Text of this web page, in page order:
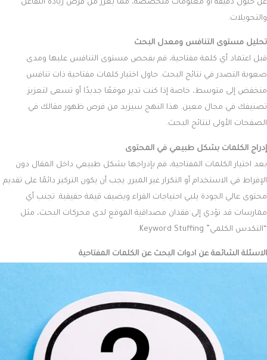
عن حلول دقيقة أو معلومات متخصصة، مما يعزز من فرص زيادة التفاعل
والتحويلات.
تحليل مستوى التنافس ومعدل البحث
قبل اعتماد أي كلمة مفتاحية، قم بفحص مستوى التنافس عليها ومدى
صعوبة التصدر في نتائج البحث. حاول اختيار كلمات مفتاحية ذات تنافس
منخفض إلى متوسط، خاصة إذا كنت تدير موقعًا جديدًا أو تسعى لتعزيز
تصنيفك في مجال معين. هذا النهج سيزيد من فرص ظهور مقالك في
الصفحات الأولى لنتائج البحث.
إدراج الكلمات بشكل طبيعي في المحتوى
بعد اختيار الكلمات المفتاحية، قم بإدراجها بشكل طبيعي داخل المقال دون
الإفراط في الاستخدام أو التكرار غير المبرر. يجب أن يكون التركيز دائمًا على تقديم
محتوى عالي الجودة يلبي احتياجات القراء ويضيف قيمة حقيقية. تجنب أي
ممارسات قد تؤدي إلى فقدان مصداقية الموقع لدى محركات البحث، مثل
“التكدس الكلمي” Keyword Stuffing.
الاسئلة الشائعة عن ادوات البحث عن الكلمات المفتاحية